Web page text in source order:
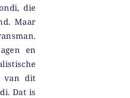
die
Maar
en
van dit
Dat is